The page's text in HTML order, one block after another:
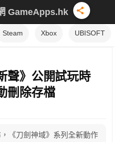
GameApps.hk
Steam Xbox UBISOFT
聲》公開試玩時
刪除存檔
《刀劍神域》系列全新動作